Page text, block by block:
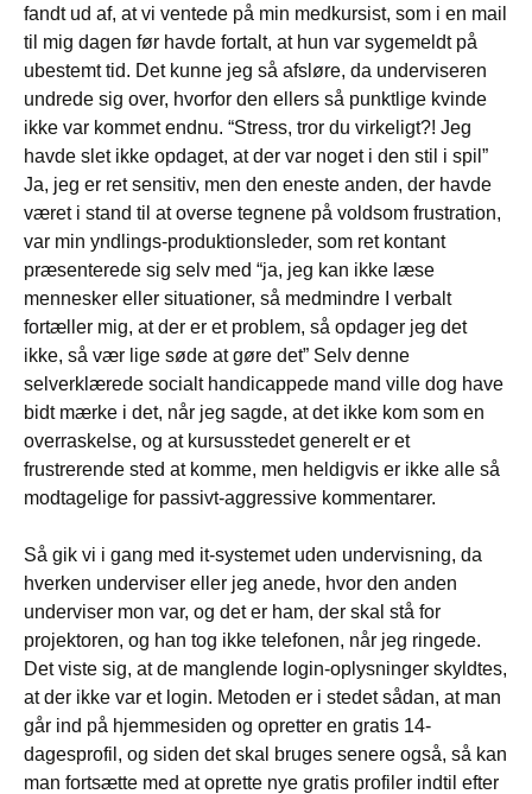
fandt ud af, at vi ventede på min medkursist, som i en mail
til mig dagen før havde fortalt, at hun var sygemeldt på
ubestemt tid. Det kunne jeg så afsløre, da underviseren
undrede sig over, hvorfor den ellers så punktlige kvinde
ikke var kommet endnu. “Stress, tror du virkeligt?! Jeg
havde slet ikke opdaget, at der var noget i den stil i spil”
Ja, jeg er ret sensitiv, men den eneste anden, der havde
været i stand til at overse tegnene på voldsom frustration,
var min yndlings-produktionsleder, som ret kontant
præsenterede sig selv med “ja, jeg kan ikke læse
mennesker eller situationer, så medmindre I verbalt
fortæller mig, at der er et problem, så opdager jeg det
ikke, så vær lige søde at gøre det” Selv denne
selverklærede socialt handicappede mand ville dog have
bidt mærke i det, når jeg sagde, at det ikke kom som en
overraskelse, og at kursusstedet generelt er et
frustrerende sted at komme, men heldigvis er ikke alle så
modtagelige for passivt-aggressive kommentarer.
Så gik vi i gang med it-systemet uden undervisning, da
hverken underviser eller jeg anede, hvor den anden
underviser mon var, og det er ham, der skal stå for
projektoren, og han tog ikke telefonen, når jeg ringede.
Det viste sig, at de manglende login-oplysninger skyldtes,
at der ikke var et login. Metoden er i stedet sådan, at man
går ind på hjemmesiden og opretter en gratis 14-
dagesprofil, og siden det skal bruges senere også, så kan
man fortsætte med at oprette nye gratis profiler indtil efter